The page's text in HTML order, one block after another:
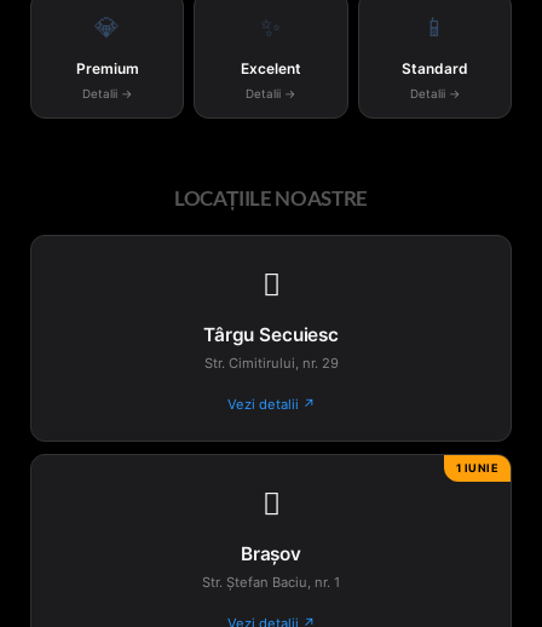
💎
Premium
Detalii →
✨
Excelent
Detalii →
📱
Standard
Detalii →
LOCAȚIILE NOASTRE

Târgu Secuiesc
Str. Cimitirului, nr. 29
Vezi detalii ↗
1 IUNIE

Brașov
Str. Ștefan Baciu, nr. 1
Vezi detalii ↗